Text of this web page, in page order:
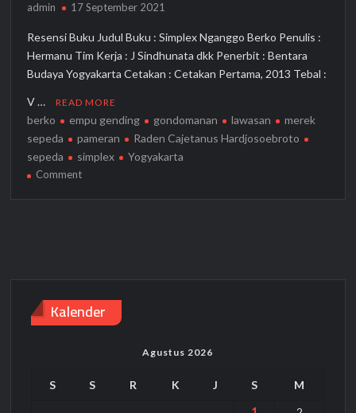
admin 17 September 2021
Resensi Buku Judul Buku : Simplex Nganggo Berko Penulis :
Hermanu Tim Kerja : J Sindhunata dkk Penerbit : Bentara
Budaya Yogyakarta Cetakan : Cetakan Pertama, 2013 Tebal :
V … READ MORE
berko empu gending gondomanan lawasan
merek
sepeda
pameran
Raden Cajetanus Hardjosoebroto
sepeda
simplex Yogyakarta
Commenton
Kalender
Agustus 2026
S S R K J S M